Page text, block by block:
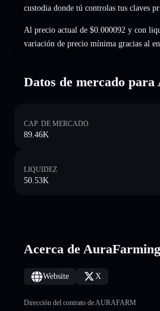
custodia donde tú controlas tus claves
Al precio actual de $0.000092 y con
variación de precio mínima gracias al
Datos de mercado
CAP. DE MERCADO
89.46K
LIQUIDEZ
50.53K
Acerca de
Website X
Dirección del contrato de AURAFARM